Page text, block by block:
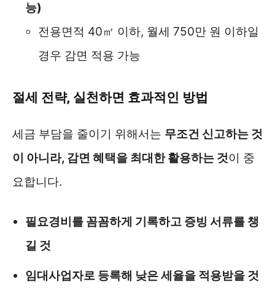
능)
전용면적 40㎡ 이하, 월세 750만 원 이하일
경우 감면 적용 가능
절세 전략, 실천하면 효과적인 방법
세금 부담을 줄이기 위해서는 무조건 신고하는 것
이 아니라, 감면 혜택을 최대한 활용하는 것이 중
요합니다.
필요경비를 꼼꼼하게 기록하고 증빙 서류를 챙
길 것
임대사업자로 등록해 낮은 세율을 적용받을 것